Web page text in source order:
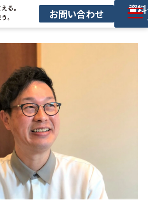
お問い合わせ 資
セミナー
お役立ち情報
サービス利用の流れ